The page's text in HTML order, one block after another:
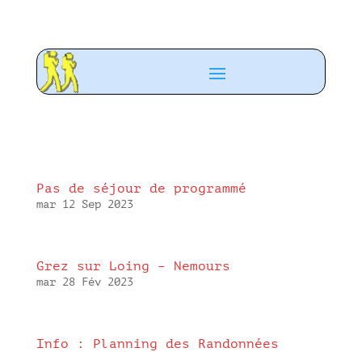
Pas de séjour de programmé
mar 12 Sep 2023
Grez sur Loing – Nemours
mar 28 Fév 2023
Info : Planning des Randonnées